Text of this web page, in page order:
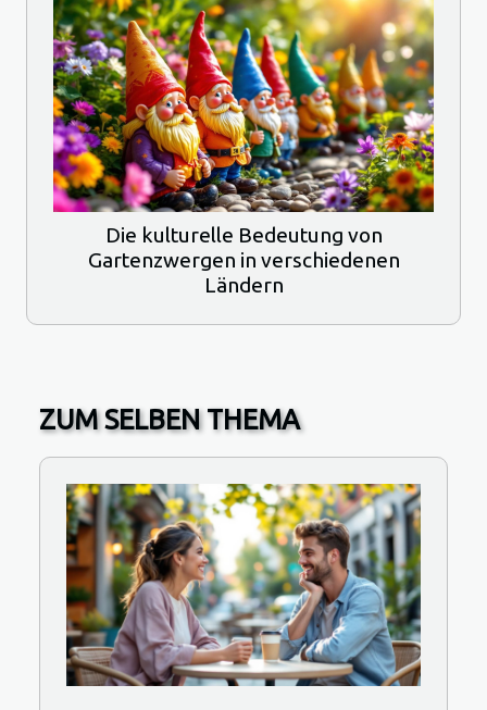
Die kulturelle Bedeutung von
Gartenzwergen in verschiedenen
Ländern
ZUM SELBEN THEMA